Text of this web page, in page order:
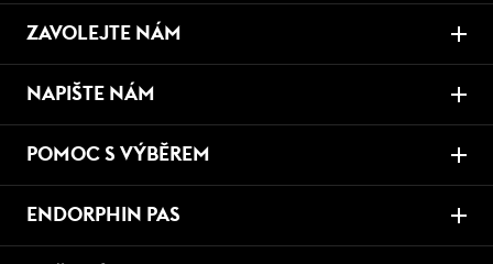
ZAVOLEJTE NÁM
NAPIŠTE NÁM
POMOC S VÝBĚREM
ENDORPHIN PAS